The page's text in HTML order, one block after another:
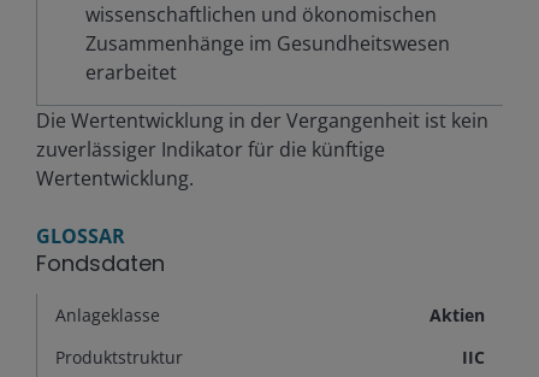
wissenschaftlichen und ökonomischen
Zusammenhänge im Gesundheitswesen
erarbeitet
Die Wertentwicklung in der Vergangenheit ist kein
zuverlässiger Indikator für die künftige
Wertentwicklung.
GLOSSAR
Fondsdaten
Anlageklasse
Aktien
Produktstruktur
IIC